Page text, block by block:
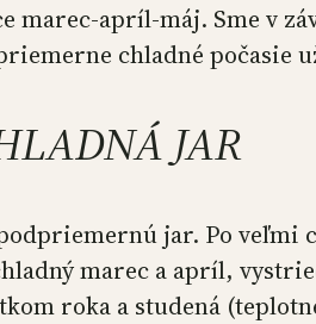
apríl-máj. Sme v
chladné počasie
JAR
jar. Po
marec a apríl,
roka a studená